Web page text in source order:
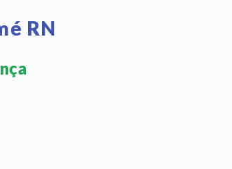
RN